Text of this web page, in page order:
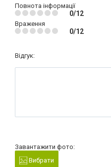
Повнота інформації
0/12
Враження
0/12
Відгук:
Завантажити фото:
Вибрати